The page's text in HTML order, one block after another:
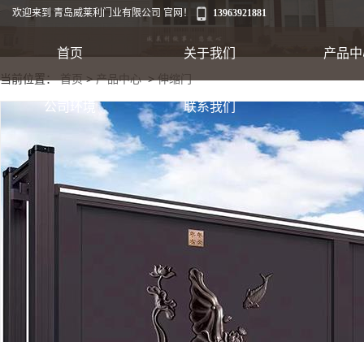
欢迎来到 青岛威莱利门业有限公司 官网！ 13963921881
首页 关于我们 产品
出口集装箱卷帘
翻板车库门
公司环境 联系我们
当前位置：首页>产品中心>伸缩门